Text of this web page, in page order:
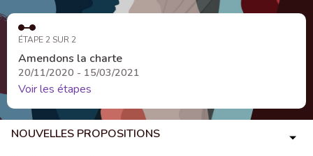
ÉTAPE 2 SUR 2
Amendons la charte
20/11/2020 - 15/03/2021
Voir les étapes
NOUVELLES PROPOSITIONS